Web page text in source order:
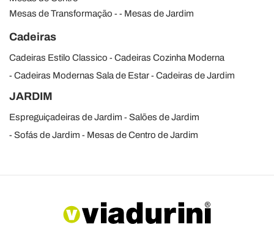
Mesas de Transformação
Mesas de Jardim
Cadeiras
Cadeiras Estilo Classico
Cadeiras Cozinha Moderna
Cadeiras Modernas Sala de Estar
Cadeiras de Jardim
JARDIM
Espreguiçadeiras de Jardim
Salões de Jardim
Sofás de Jardim
Mesas de Centro de Jardim